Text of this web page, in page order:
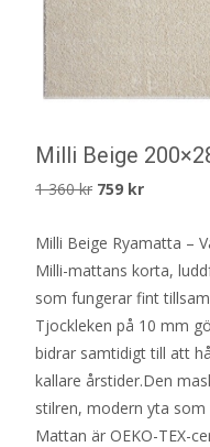
Milli Beige
1 360kr Det
priset
var:
1
360 kr.
759 krDet
priset
är:
759 kr.
Milli Beige Ryamatta –
Milli-mattans korta,
som fungerar fint
Tjockleken på 10 mm
bidrar samtidigt till att
kallare årstider.Den
stilren, modern yta
Mattan är OEKO-TEX-